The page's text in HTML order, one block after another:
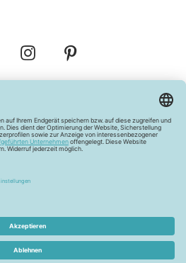
Vertrag widerrufen